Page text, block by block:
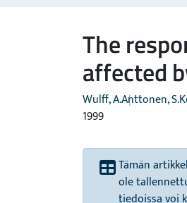
The
affected
Wulff, A.Anttonen, S.
1999
Tämän
ole
tiedoissa voi